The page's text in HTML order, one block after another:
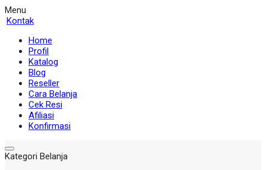
Menu
Kontak
Home
Profil
Katalog
Blog
Reseller
Cara Belanja
Cek Resi
Afiliasi
Konfirmasi
Kategori Belanja